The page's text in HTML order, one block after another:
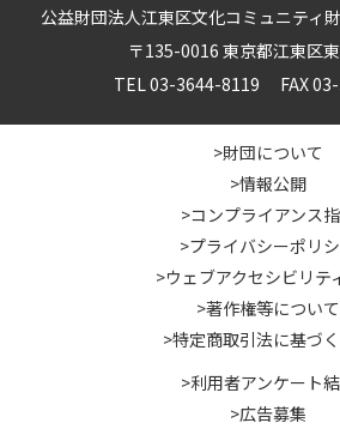
公益財団法人江東区文化コミュニティ
〒135-0016 東京都江東区
TEL 03-3644-8119 FAX
>財団について
>情報公開
>コンプライアンス
>プライバシーポリ
>ウェブアクセシビリテ
>著作権等について
>特定商取引法に基づ
>利用者アンケート
>広告募集